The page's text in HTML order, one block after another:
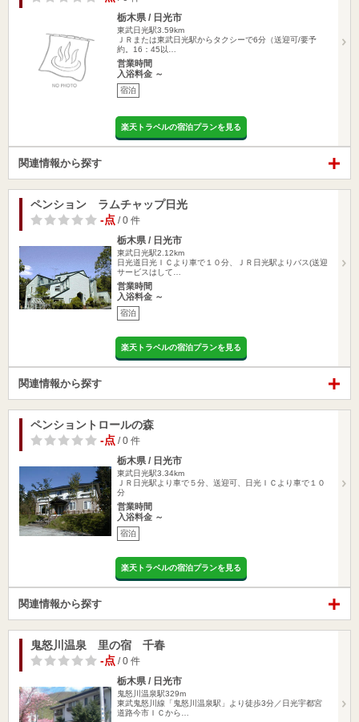
栃木県 / 日光市
東武日光駅3.59km
ＪＲまたは東武日光駅からタクシーで6分（送迎可/要予
約。16：45以…
営業時間
入浴料金 ～
宿泊
楽天トラベルの宿泊プランを見る
関連情報から探す
ペンション ラムチャップ日光
-点 / 0 件
栃木県 / 日光市
東武日光駅2.12km
日光道日光ＩＣより車で１０分、ＪＲ日光駅よりバス(送迎
サービスはして…
営業時間
入浴料金 ～
宿泊
楽天トラベルの宿泊プランを見る
関連情報から探す
ペンショントロールの森
-点 / 0 件
栃木県 / 日光市
東武日光駅3.34km
ＪＲ日光駅より車で５分、送迎可、日光ＩＣより車で１０
分
営業時間
入浴料金 ～
宿泊
楽天トラベルの宿泊プランを見る
関連情報から探す
鬼怒川温泉 里の宿 千春
-点 / 0 件
栃木県 / 日光市
鬼怒川温泉駅329m
東武鬼怒川線「鬼怒川温泉駅」より徒歩3分／日光宇都宮
道路今市ＩＣから…